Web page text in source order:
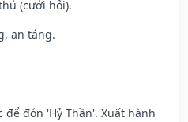
(cưới hỏi).
an táng.
đón 'Hỷ Thần'. Xuất hành